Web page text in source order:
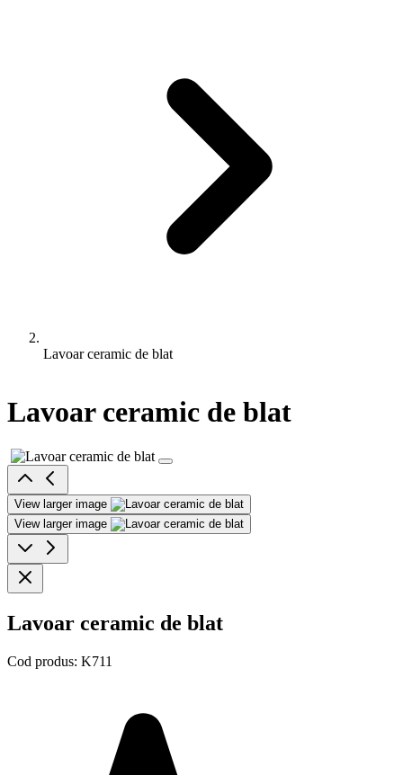
Lavoar ceramic de blat
Lavoar ceramic de blat
View larger image
View larger image
Lavoar ceramic de blat
Cod produs: K711